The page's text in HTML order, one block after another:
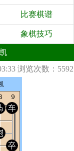
比赛棋谱
象棋技巧
浏览次数：5592